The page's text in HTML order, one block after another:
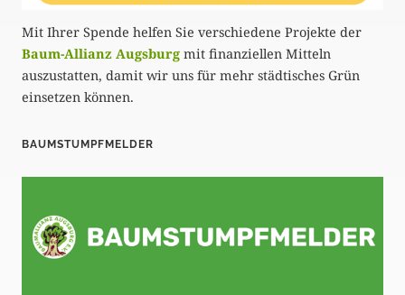
Mit Ihrer Spende helfen Sie verschiedene Projekte der
Baum-Allianz Augsburg mit finanziellen Mitteln
auszustatten, damit wir uns für mehr städtisches Grün
einsetzen können.
BAUMSTUMPFMELDER